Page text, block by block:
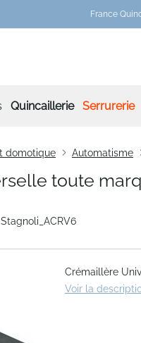
France
Quincaillerie Serrurerie
domotique Automatisme
toute
Stagnoli_ACRV6
Crémaillère
Voir la